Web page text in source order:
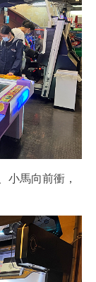
小馬向前衝，